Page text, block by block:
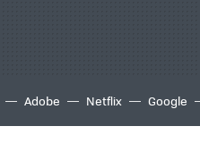
Adobe Netflix Google